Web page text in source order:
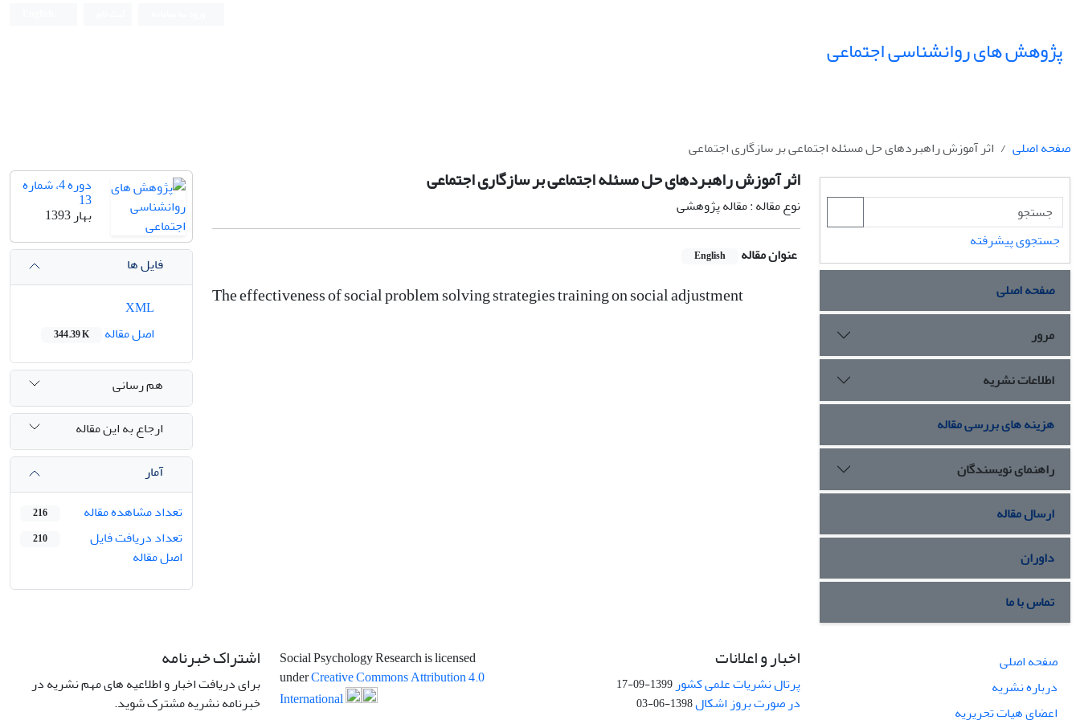
پژوهش های روانشناسی اجتماعی
صفحه اصلی اثر آموزش راهبردهای حل مسئله اجتماعی بر سازگاری اجتماعی
اثر آموزش راهبردهای حل مسئله اجتماعی بر سازگاری اجتماعی
نوع مقاله : مقاله پژوهشی
عنوان مقاله English
The effectiveness of social problem solving strategies training on social adjustment
دوره 4، شماره
13
بهار 1393
فایل ها
اصل مقاله
344.39 K
هم رسانی
ارجاع به این مقاله
آمار
تعداد مشاهده مقاله
216
تعداد دریافت فایل
اصل مقاله
210
جستجوی پیشرفته
صفحه اصلی
مرور
اطلاعات نشریه
هزینه های بررسی مقاله
راهنمای نویسندگان
ارسال مقاله
داوران
تماس با ما
صفحه اصلی
درباره نشریه
اعضای هیات تحریریه
اخبار و اعلانات
پرتال نشریات علمی کشور1399-09-17
در صورت بروز اشکال1398-06-03
Social Psychology Research is licensed
underCreative Commons Attribution 4.0
International
اشتراک خبرنامه
برای دریافت اخبار و اطلاعیه های مهم نشریه در
خبرنامه نشریه مشترک شوید.